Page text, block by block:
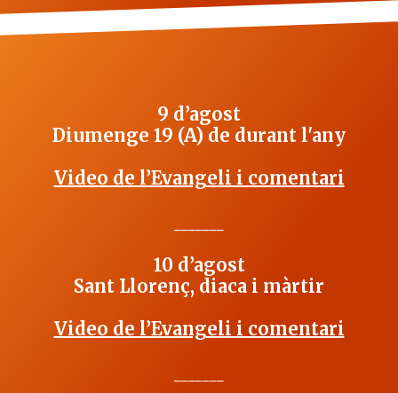
9 d’agost
Diumenge 19 (A) de durant l'any
Video de l’Evangeli i comentari
10 d’agost
Sant Llorenç, diaca i màrtir
Video de l’Evangeli i comentari